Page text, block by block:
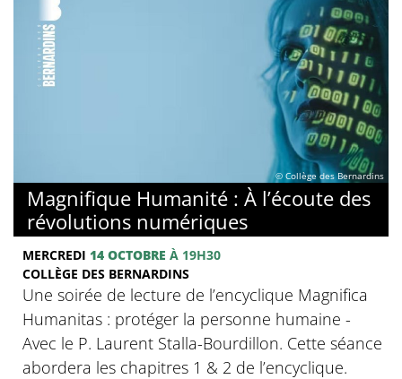
© Collège des Bernardins
Magnifique Humanité : À l’écoute des
révolutions numériques
MERCREDI 14 OCTOBRE À 19H30
COLLÈGE DES BERNARDINS
Une soirée de lecture de l’encyclique Magnifica
Humanitas : protéger la personne humaine -
Avec le P. Laurent Stalla-Bourdillon. Cette séance
abordera les chapitres 1 & 2 de l’encyclique.